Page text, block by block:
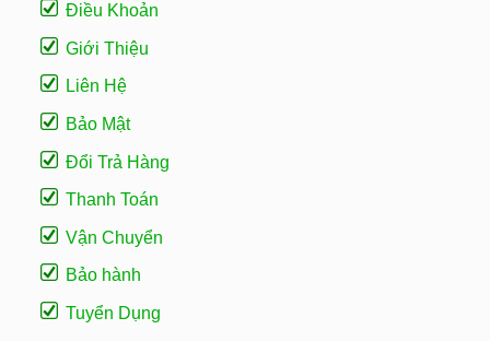
Điều Khoản
Giới Thiệu
Liên Hệ
Bảo Mật
Đổi Trả Hàng
Thanh Toán
Vận Chuyển
Bảo hành
Tuyển Dụng